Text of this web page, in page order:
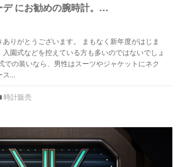
デ にお勧めの腕時計。…
りがとうございます。 まもなく新年度がはじま
園式などを控えている方も多いのではないでしょ
での装いなら、男性はスーツやジャケットにネク
ス...
時計販売